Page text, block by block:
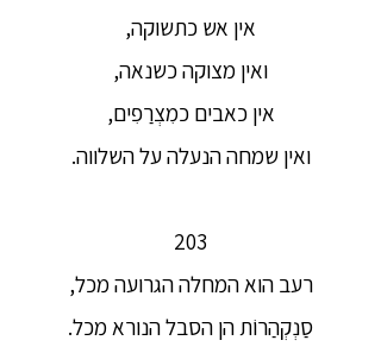
אין אש כתשוקה,
ואין מצוקה כשנאה,
אין כאבים כמִצְרַפִים,
ואין שמחה הנעלה על השלווה.
203
רעב הוא המחלה הגרועה מכל,
סַנְקְהַרוֹת הן הסבל הנורא מכל.